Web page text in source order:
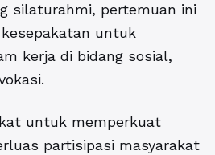
silaturahmi, pertemuan ini
untuk
kerja di bidang sosial,
untuk memperkuat
partisipasi masyarakat